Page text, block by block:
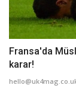
Fransa'da
karar!